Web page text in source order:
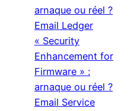
arnaque ou réel ?
Email Ledger
« Security
Enhancement for
Firmware » :
arnaque ou réel ?
Email Service